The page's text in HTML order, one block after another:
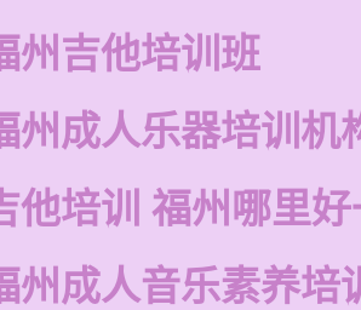
州吉他培训班
州成人乐器培训机
他培训 福州哪里
州成人音乐素养培